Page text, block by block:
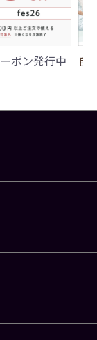
ポン発行中 自